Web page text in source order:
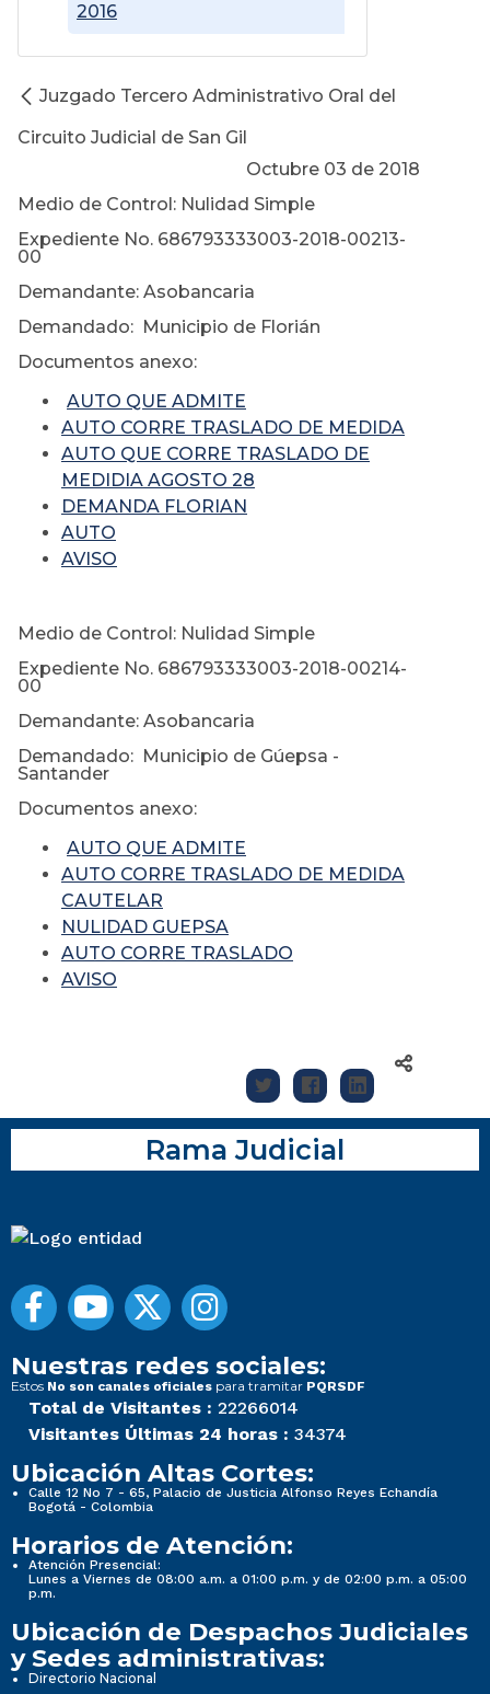
2016
Juzgado Tercero Administrativo Oral del
Circuito Judicial de San Gil
Octubre 03 de 2018
Medio de Control: Nulidad Simple
Expediente No. 686793333003-2018-00213-
00
Demandante: Asobancaria
Demandado: Municipio de Florián
Documentos anexo:
AUTO QUE ADMITE
AUTO CORRE TRASLADO DE MEDIDA
AUTO QUE CORRE TRASLADO DE
MEDIDIA AGOSTO 28
DEMANDA FLORIAN
AUTO
AVISO
Medio de Control: Nulidad Simple
Expediente No. 686793333003-2018-00214-
00
Demandante: Asobancaria
Demandado: Municipio de Gúepsa -
Santander
Documentos anexo:
AUTO QUE ADMITE
AUTO CORRE TRASLADO DE MEDIDA
CAUTELAR
NULIDAD GUEPSA
AUTO CORRE TRASLADO
AVISO
Rama Judicial
Nuestras redes sociales:
Estos No son canales oficiales para tramitar PQRSDF
Total de Visitantes : 22266014
Visitantes Últimas 24 horas : 34374
Ubicación Altas Cortes:
Calle 12 No 7 - 65, Palacio de Justicia Alfonso Reyes Echandía
Bogotá - Colombia
Horarios de Atención:
Atención Presencial:
Lunes a Viernes de 08:00 a.m. a 01:00 p.m. y de 02:00 p.m. a 05:00
p.m.
Ubicación de Despachos Judiciales
y Sedes administrativas:
Directorio Nacional